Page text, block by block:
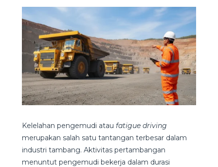
Kelelahan pengemudi atau fatigue driving
merupakan salah satu tantangan terbesar dalam
industri tambang. Aktivitas pertambangan
menuntut pengemudi bekerja dalam durasi